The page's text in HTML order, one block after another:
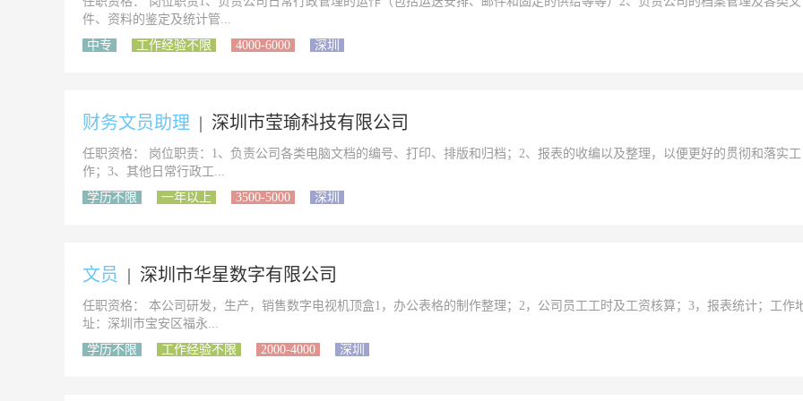
件、资料的鉴定及统计管...
中专
工作经验不限 4000-6000 深圳
财务文员助理 | 深圳市莹瑜科技有限公司
任职资格： 岗位职责：1、负责公司各类电脑文档的编号、打印、排版和归档；2、报表的收编以及整理，以便更好的贯彻和落实工
作；3、其他日常行政工...
学历不限
一年以上 3500-5000 深圳
文员 | 深圳市华星数字有限公司
任职资格： 本公司研发，生产，销售数字电视机顶盒1，办公表格的制作整理；2，公司员工工时及工资核算；3，报表统计；工作
址：深圳市宝安区福永...
学历不限
工作经验不限 2000-4000 深圳